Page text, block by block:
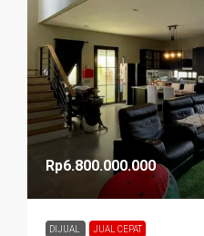
Rp6.800.000.000
DIJUAL JUAL CEPAT